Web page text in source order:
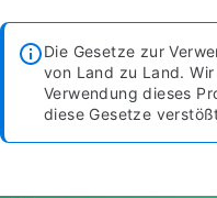
Die Gesetze zur
von Land zu Land.
Verwendung dieses
diese Gesetze